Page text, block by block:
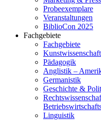
Probeexemplare
Veranstaltungen
BiblioCon 2025
Fachgebiete
Fachgebiete
Pädagogik
Anglistik –
Germanistik
Geschichte &
Linguistik